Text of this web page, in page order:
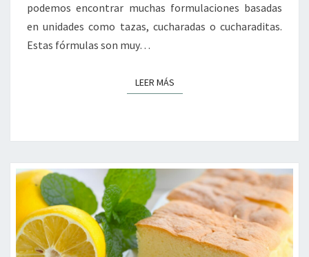
podemos encontrar muchas formulaciones basadas
en unidades como tazas, cucharadas o cucharaditas.
Estas fórmulas son muy…
LEER MÁSLEER MÁS